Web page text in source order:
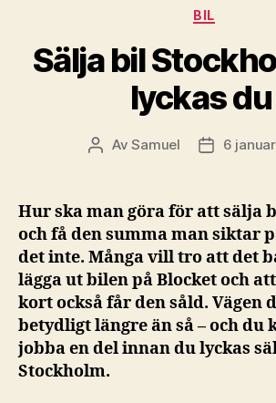
Kategorier
BIL
Sälja bil
lyckas du
Inläggsförfattare
AvSamuel 6
Hur ska man göra för att sälja
och få den summa man siktar
det inte. Många vill tro att det
lägga ut bilen på Blocket och
kort också får den såld. Vägen
betydligt längre än så – och du
jobba en del innan du lyckas
Stockholm.